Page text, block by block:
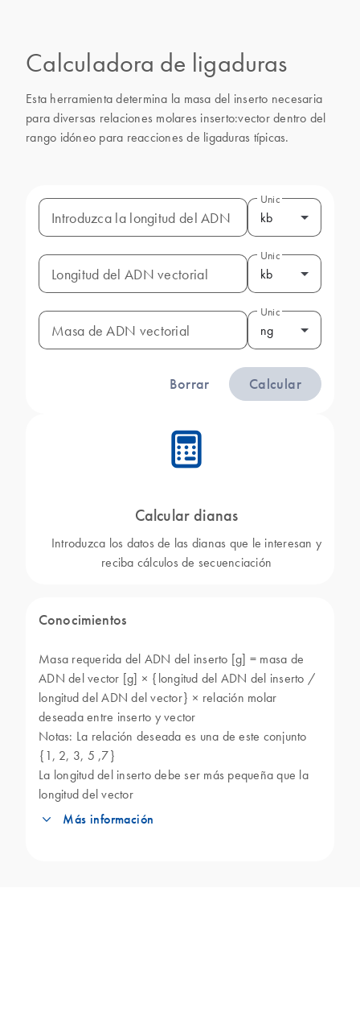
Calculadora de ligaduras
Esta herramienta determina la masa del inserto necesaria
para diversas relaciones molares inserto:vector dentro del
rango idóneo para reacciones de ligaduras típicas.
Introduzca la longitud del ADN
Unidad
kb
Longitud del ADN vectorial
Unidad
kb
Masa de ADN vectorial
Unidad
ng
Calcular
Borrar
icon_0330_cc_gen_calculator-s
Calcular dianas
Introduzca los datos de las dianas que le interesan y
reciba cálculos de secuenciación
Conocimientos
Masa requerida del ADN del inserto [g] = masa de
ADN del vector [g] × {longitud del ADN del inserto /
longitud del ADN del vector} × relación molar
deseada entre inserto y vector
Notas: La relación deseada es una de este conjunto
{1, 2, 3, 5 ,7}
La longitud del inserto debe ser más pequeña que la
longitud del vector
Más información